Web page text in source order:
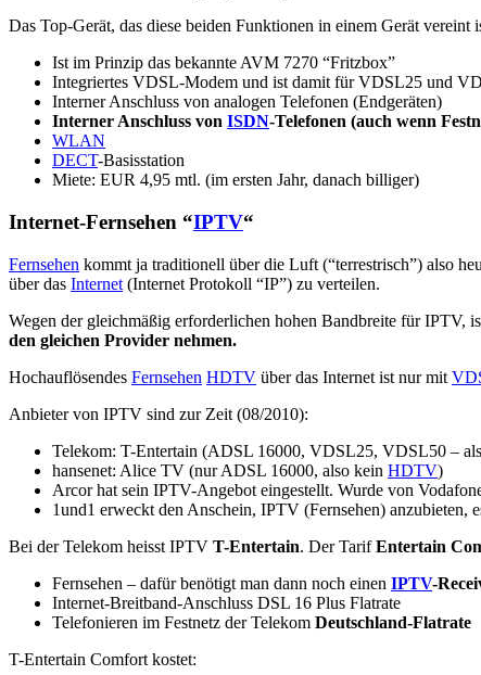
Das Top-Gerät, das diese beiden Funktionen in einem Gerät vereint
Ist im Prinzip das bekannte AVM 7270 “Fritzbox”
Integriertes VDSL-Modem und ist damit für VDSL25 und
Interner Anschluss von analogen Telefonen (Endgeräten)
Interner Anschluss von ISDN-Telefonen (auch wenn
WLAN
DECT-Basisstation
Miete: EUR 4,95 mtl. (im ersten Jahr, danach billiger)
Internet-Fernsehen “IPTV“
Fernsehen kommt ja traditionell über die Luft (“terrestrisch”) also
über das Internet (Internet Protokoll “IP”) zu verteilen.
Wegen der gleichmäßig erforderlichen hohen Bandbreite für IPTV,
den gleichen Provider nehmen.
Hochauflösendes Fernsehen HDTV über das Internet ist nur mit
Anbieter von IPTV sind zur Zeit (08/2010):
Telekom: T-Entertain (ADSL 16000, VDSL25, VDSL50 –
hansenet: Alice TV (nur ADSL 16000, also kein HDTV)
Arcor hat sein IPTV-Angebot eingestellt. Wurde von
1und1 erweckt den Anschein, IPTV (Fernsehen) anzubieten,
Bei der Telekom heisst IPTV T-Entertain. Der TarifEntertain
Fernsehen – dafür benötigt man dann noch einen IPTV-
Internet-Breitband-Anschluss DSL 16 Plus Flatrate
Telefonieren im Festnetz der Telekom Deutschland-Flatrate
T-Entertain Comfort kostet: